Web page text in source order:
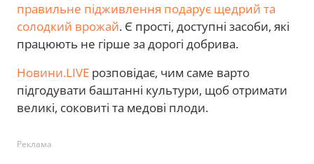
правильне підживлення подарує щедрий та
солодкий врожай. Є прості, доступні засоби, які
працюють не гірше за дорогі добрива.
Новини.LIVE розповідає, чим саме варто
підгодувати баштанні культури, щоб отримати
великі, соковиті та медові плоди.
Реклама